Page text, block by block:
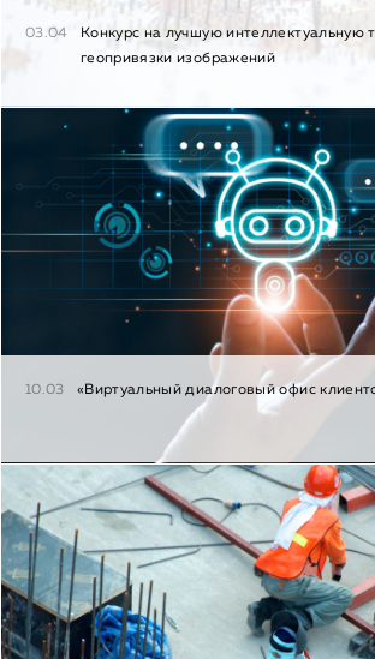
03.04
Конкурс на лучшую интеллектуальную
геопривязки изображений
10.03 «Виртуальный диалоговый офис